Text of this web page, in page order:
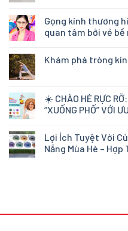
Gọng kính thương
quan tâm bởi vẻ
Khám phá tròng
☀️ CHÀO HÈ RỰC
“XUỐNG PHỐ” VỚI
Lợi Ích Tuyệt Vời
Nắng Mùa Hè –